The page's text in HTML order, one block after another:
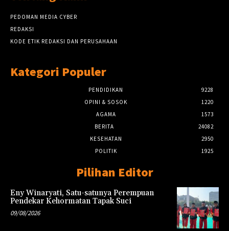
PEDOMAN MEDIA CYBER
REDAKSI
KODE ETIK REDAKSI DAN PERUSAHAAN
Kategori Populer
PENDIDIKAN
9228
OPINI & SOSOK
1220
AGAMA
1573
BERITA
24082
KESEHATAN
2950
POLITIK
1925
Pilihan Editor
Eny Winaryati, Satu-satunya Perempuan
Pendekar Kehormatan Tapak Suci
09/08/2026